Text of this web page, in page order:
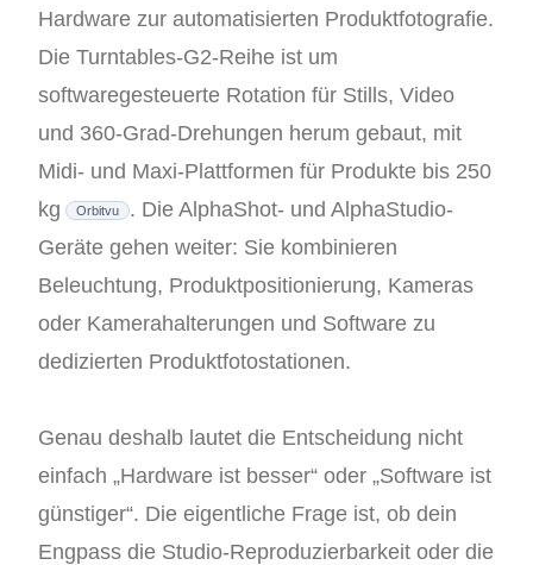
Hardware zur automatisierten Produktfotografie.
Die Turntables-G2-Reihe ist um
softwaregesteuerte Rotation für Stills, Video
und 360-Grad-Drehungen herum gebaut, mit
Midi- und Maxi-Plattformen für Produkte bis 250
kg
Orbitvu
. Die AlphaShot- und AlphaStudio-
Geräte gehen weiter: Sie kombinieren
Beleuchtung, Produktpositionierung, Kameras
oder Kamerahalterungen und Software zu
dedizierten Produktfotostationen.
Genau deshalb lautet die Entscheidung nicht
einfach „Hardware ist besser“ oder „Software ist
günstiger“. Die eigentliche Frage ist, ob dein
Engpass die Studio-Reproduzierbarkeit oder die